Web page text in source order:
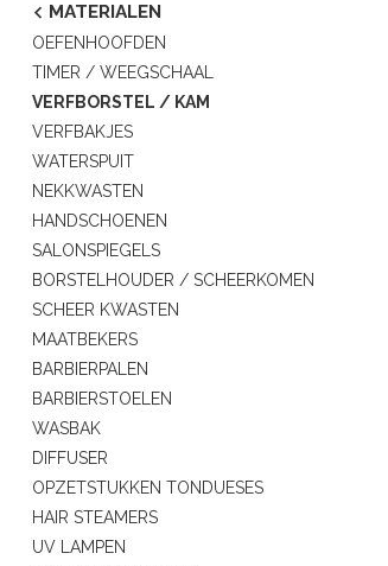
MATERIALEN
OEFENHOOFDEN
TIMER / WEEGSCHAAL
VERFBORSTEL / KAM
VERFBAKJES
WATERSPUIT
NEKKWASTEN
HANDSCHOENEN
SALONSPIEGELS
BORSTELHOUDER / SCHEERKOMEN
SCHEER KWASTEN
MAATBEKERS
BARBIERPALEN
BARBIERSTOELEN
WASBAK
DIFFUSER
OPZETSTUKKEN TONDUESES
HAIR STEAMERS
UV LAMPEN